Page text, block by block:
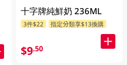
十字牌純鮮奶 236ML
3件$22 指定分類享$13換購
$9.50